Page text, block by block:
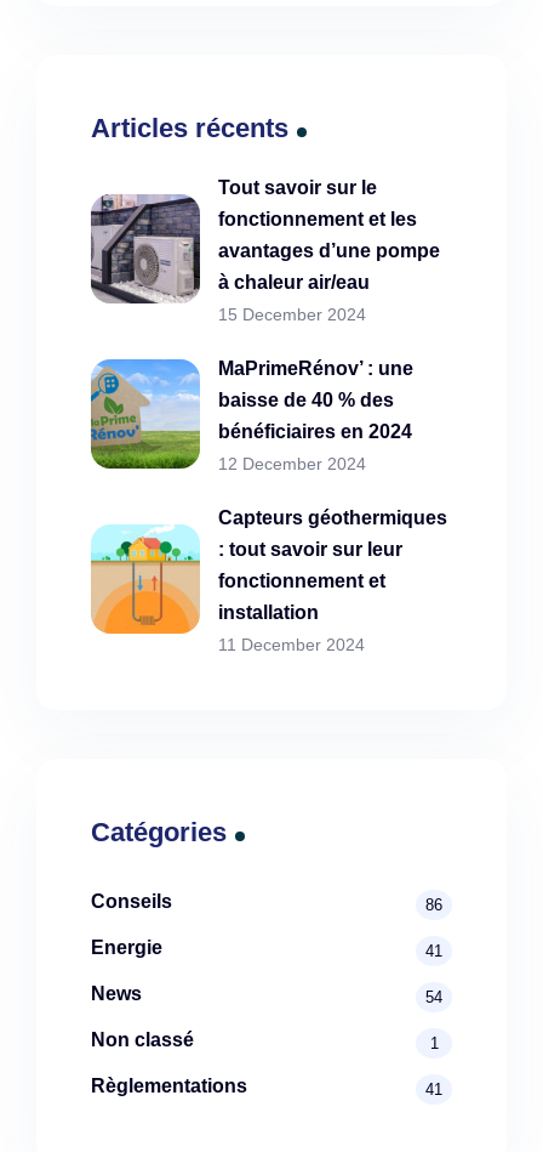
Articles récents
Tout savoir sur le
fonctionnement et les
avantages d’une pompe
à chaleur air/eau
15 December 2024
MaPrimeRénov’ : une
baisse de 40 % des
bénéficiaires en 2024
12 December 2024
Capteurs géothermiques
: tout savoir sur leur
fonctionnement et
installation
11 December 2024
Catégories
Conseils 86
Energie 41
News 54
Non classé 1
Règlementations 41